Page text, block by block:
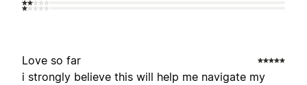
Love so far
i strongly believe this will help me navigate my